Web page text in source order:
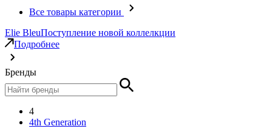
Все товары категории
Elie BleuПоступление новой коллелкции
Подробнее
Бренды
4
4th Generation